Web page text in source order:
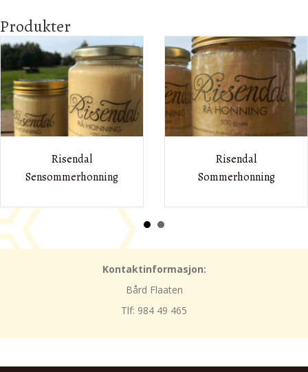
Produkter
Sommerhonning
Kontaktinformasjon:
Bård Flaaten
Tlf: 984 49 465